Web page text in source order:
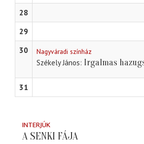
28
29
30
Nagyváradi színház
Székely János Irgalmas
31
INTERJÚK
A SENKI FÁJA